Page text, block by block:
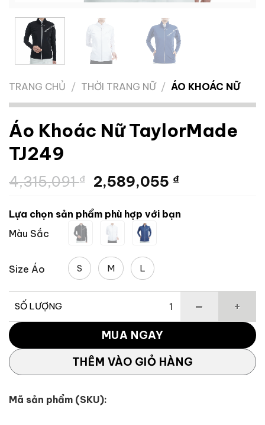
TRANG CHỦ / THỜI TRANG NỮ / ÁO KHOÁC NỮ
Áo Khoác Nữ TaylorMade
TJ249
4,315,091₫
Giá
là:
4,315,091 ₫.
2,589,055 ₫Giá
tại
là:
Lựa chọn sản phẩm phù hợp với bạn
Màu Sắc
Size Áo S M L
SỐ LƯỢNG
Áo Khoác Nữ TaylorMade TJ249 số lượng
THÊM VÀO GIỎ HÀNG
MUA NGAY
Mã sản phẩm (SKU):